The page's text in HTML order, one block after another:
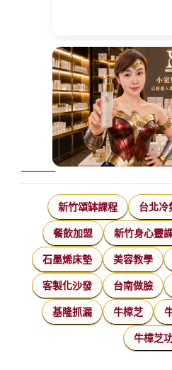
新竹頌缽課程 台北冷
餐飲加盟 新竹身心靈
石墨烯床墊 美容教學
客製化沙發 台南做臉
基隆抓漏 牛樟芝
牛樟芝